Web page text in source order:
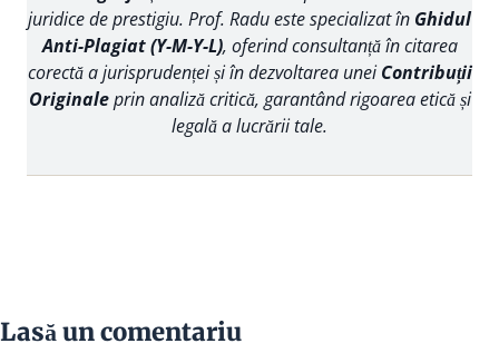
juridice de prestigiu. Prof. Radu este specializat în Ghidul
Anti-Plagiat (Y-M-Y-L), oferind consultanță în citarea
corectă a jurisprudenței și în dezvoltarea unei Contribuții
Originaleprin analiză critică, garantând rigoarea etică și
legală a lucrării tale.
Lasă un comentariu